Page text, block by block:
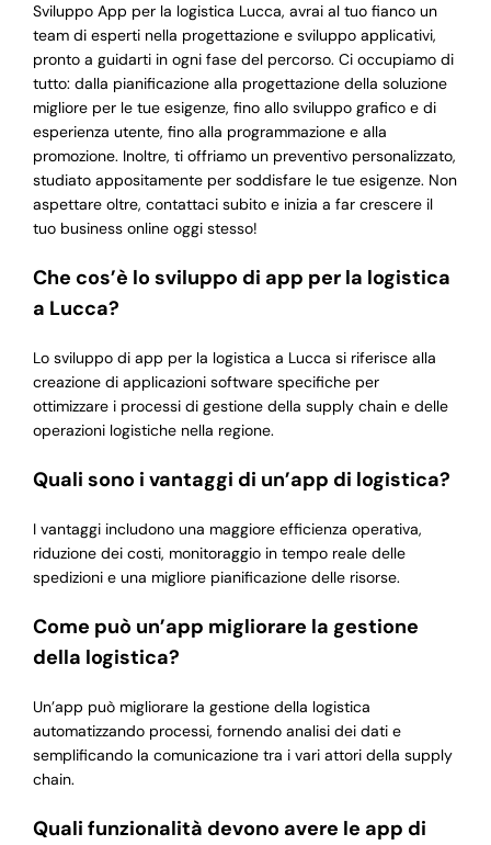
Sviluppo App per la logistica Lucca, avrai al tuo fianco un
team di esperti nella progettazione e sviluppo applicativi,
pronto a guidarti in ogni fase del percorso. Ci occupiamo di
tutto: dalla pianificazione alla progettazione della soluzione
migliore per le tue esigenze, fino allo sviluppo grafico e di
esperienza utente, fino alla programmazione e alla
promozione. Inoltre, ti offriamo un preventivo personalizzato,
studiato appositamente per soddisfare le tue esigenze. Non
aspettare oltre, contattaci subito e inizia a far crescere il
tuo business online oggi stesso!
Che cos’è lo sviluppo di app per la logistica
a Lucca?
Lo sviluppo di app per la logistica a Lucca si riferisce alla
creazione di applicazioni software specifiche per
ottimizzare i processi di gestione della supply chain e delle
operazioni logistiche nella regione.
Quali sono i vantaggi di un’app di logistica?
I vantaggi includono una maggiore efficienza operativa,
riduzione dei costi, monitoraggio in tempo reale delle
spedizioni e una migliore pianificazione delle risorse.
Come può un’app migliorare la gestione
della logistica?
Un’app può migliorare la gestione della logistica
automatizzando processi, fornendo analisi dei dati e
semplificando la comunicazione tra i vari attori della supply
chain.
Quali funzionalità devono avere le app di